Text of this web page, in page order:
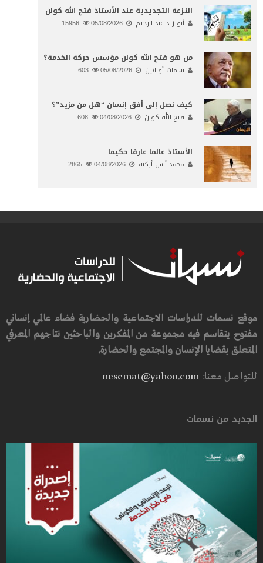
النـزعة التجديدية عند الأستاذ فتح الله كولن
أبو زيد عبد الرحيم 05/08/2026
من هو فتح الله كولن مؤسس حركة الخدمة؟
نسمات أونلاين 05/08/2026
كيف نصل إلى أفق إنسان “هل من مزيد”؟
فتح الله كولن 04/08/2026
الأستاذ عالما عارفا حكيما
محمد أنس أركنه 04/08/2026
موقع نسمات للدراسات الاجتماعية والحضارية فضاء عالمي إنساني
مفتوح يتقاسم فيه مجموعة من المفكرين والباحثين نتاجهم المعرفي
المتعلق بقضايا الإنسان والمجتمع والحضارة.
للتواصل معنا:nesemat@yahoo.com
الجديد من نسمات